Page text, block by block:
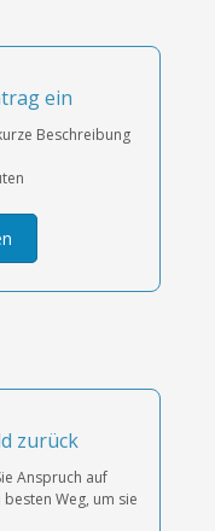
ein
Beschreibung
zurück
Anspruch auf
Weg, um sie